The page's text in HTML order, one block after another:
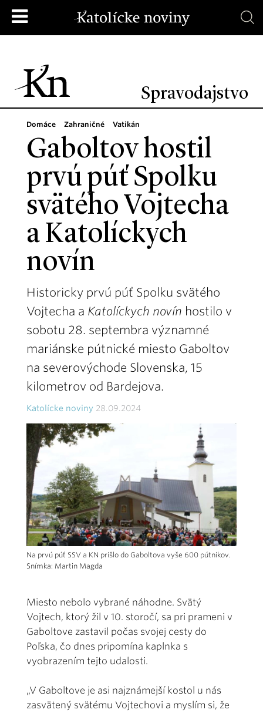
Spravodajstvo
Domáce Zahraničné Vatikán
Gaboltov hostil
prvú púť Spolku
svätého Vojtecha
a Katolíckych
novín
Historicky prvú púť Spolku svätého
Vojtecha a Katolíckych novín hostilo v
sobotu 28. septembra významné
mariánske pútnické miesto Gaboltov
na severovýchode Slovenska, 15
kilometrov od Bardejova.
Katolícke noviny 28.09.2024
Na prvú púť SSV a KN prišlo do Gaboltova vyše 600 pútnikov.
Snímka: Martin Magda
Miesto nebolo vybrané náhodne. Svätý
Vojtech, ktorý žil v 10. storočí, sa pri prameni v
Gaboltove zastavil počas svojej cesty do
Poľska, čo dnes pripomína kaplnka s
vyobrazením tejto udalosti.
„V Gaboltove je asi najznámejší kostol u nás
zasvätený svätému Vojtechovi a myslím si, že